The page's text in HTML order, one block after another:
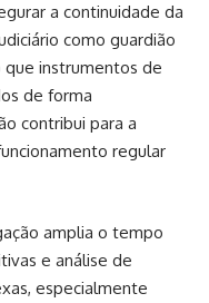
a continuidade da
como guardião
que instrumentos de
de forma
contribui para a
regular
amplia o tempo
e análise de
especialmente